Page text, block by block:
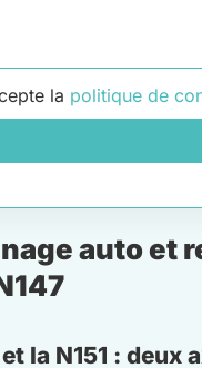
la politique de
auto et
et la N151 :